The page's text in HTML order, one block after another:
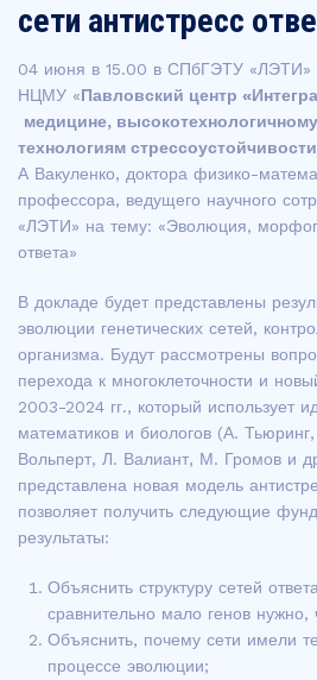
сети антистресс
04 июня в 15.00 в СПбГЭТУ «ЛЭТИ»
НЦМУ «Павловский центр
медицине,
технологиям стрессоустойчивости
А Вакуленко, доктора физико-
профессора, ведущего научного
«ЛЭТИ» на тему: «Эволюция,
ответа»
В докладе будет представлены
эволюции генетических сетей,
организма. Будут рассмотрены
перехода к многоклеточности и
2003-2024 гг., который использует
математиков и биологов (А.
Вольперт, Л. Валиант, М. Громов и
представлена новая модель
позволяет получить следующие
результаты:
Объяснить структуру сетей
сравнительно мало генов нужно,
Объяснить, почему сети имели
процессе эволюции;